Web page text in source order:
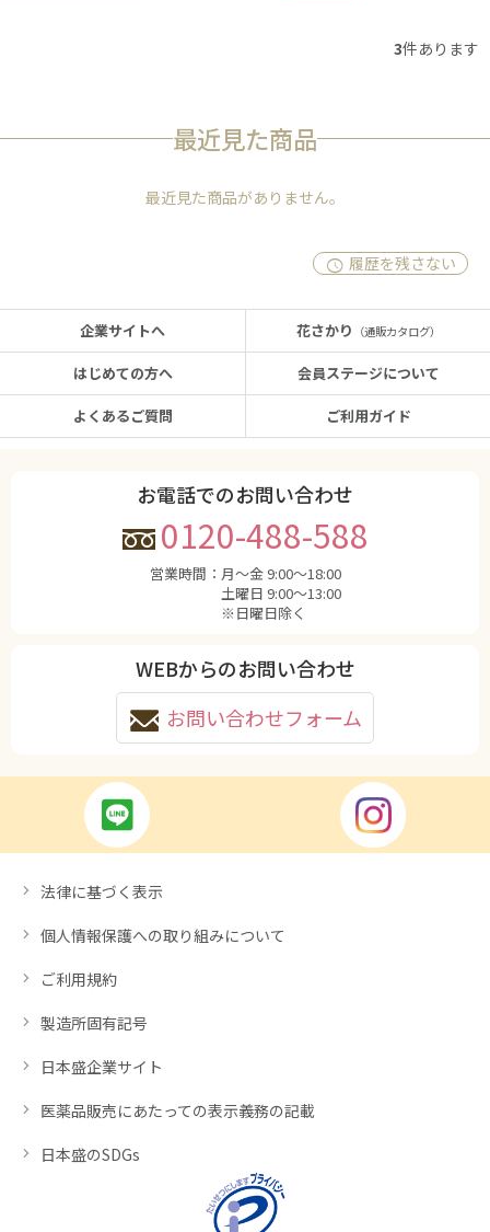
3件あります
最近見た商品
最近見た商品がありません。
履歴を残さない
企業サイトへ
はじめての方へ
よくあるご質問
花さかり （通販カタログ）
会員ステージについて
ご利用ガイド
お電話でのお問い合わせ
0120-488-588
営業時間： 月〜金 9:00〜18:00
土曜日 9:00〜13:00
※日曜日除く
WEBからのお問い合わせ
お問い合わせフォーム
法律に基づく表示
個人情報保護への取り組みについて
ご利用規約
製造所固有記号
日本盛企業サイト
医薬品販売にあたっての表示義務の記載
日本盛のSDGs